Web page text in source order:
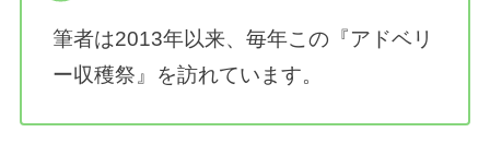
筆者は2013年以来、毎年この『アドベリ
ー収穫祭』を訪れています。